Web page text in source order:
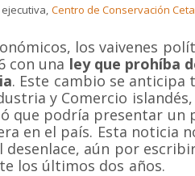
Centro de Conservación
los vaivenes
con una ley que prohíba
. Este cambio se anticipa
y Comercio
que podría presentar un
en el país. Esta noticia
desenlace, aún por
los últimos dos años.